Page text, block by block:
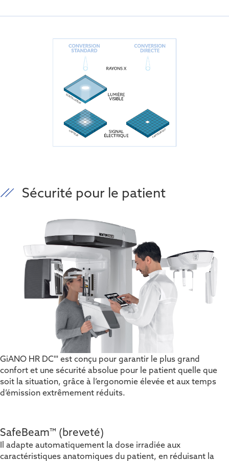
Sécurité pour le patient
GiANO HR DC''' est conçu pour garantir le plus grand
confort et une sécurité absolue pour le patient quelle que
soit la situation, grâce à l’ergonomie élevée et aux temps
d’émission extrêmement réduits.
SafeBeam™ (breveté)
Il adapte automatiquement la dose irradiée aux
caractéristiques anatomiques du patient, en réduisant la